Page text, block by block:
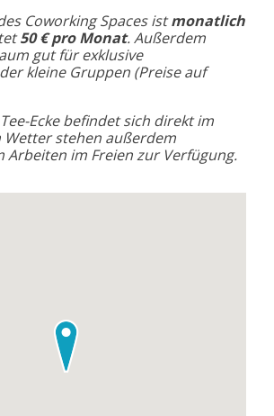
Coworking Spaces istmonatlich
50 € pro Monat. Außerdem
gut für exklusive
kleine Gruppen (Preise auf
Ecke befindet sich direkt im
Wetter stehen außerdem
Arbeiten im Freien zur Verfügung.